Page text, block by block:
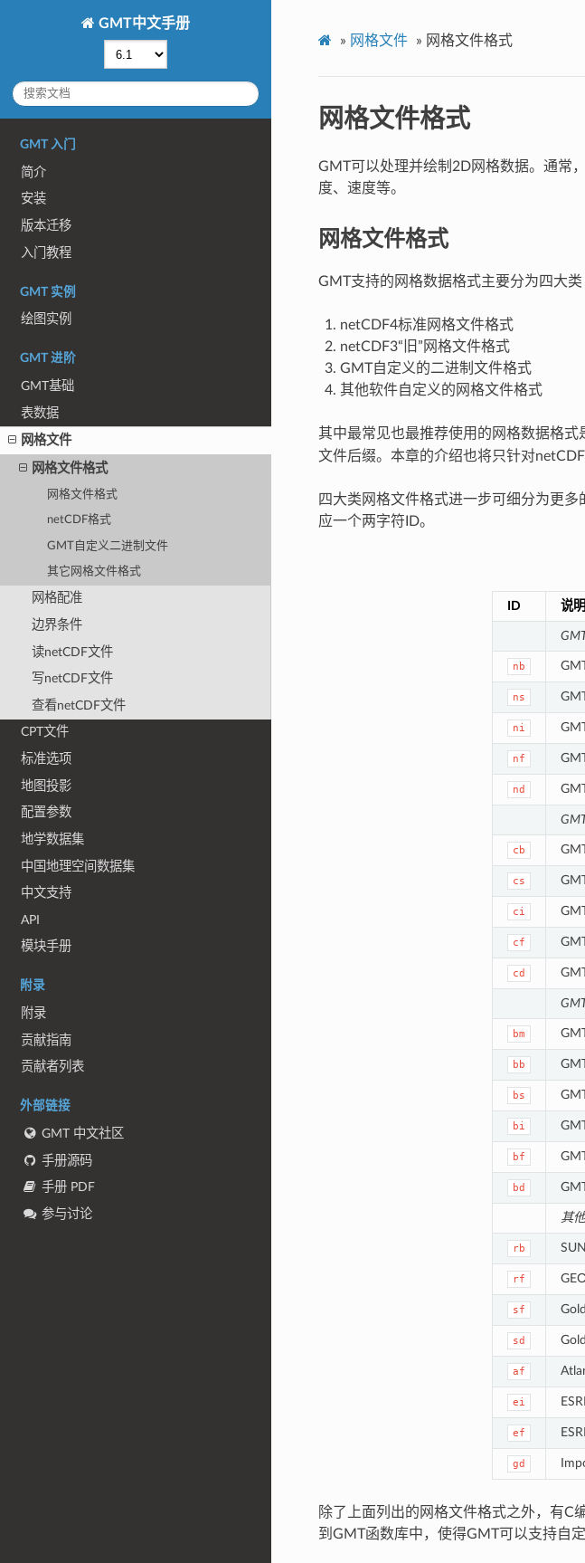
GMT中文手册
GMT 入门
简介
安装
版本迁移
入门教程
GMT 实例
绘图实例
GMT 进阶
GMT基础
表数据
网格文件
网格文件格式
网格文件格式
netCDF格式
GMT自定义二进制文件
其它网格文件格式
网格配准
边界条件
读netCDF文件
写netCDF文件
查看netCDF文件
CPT文件
标准选项
地图投影
配置参数
地学数据集
中国地理空间数据集
中文支持
API
模块手册
附录
附录
贡献指南
贡献者列表
外部链接
GMT 中文社区
手册源码
手册 PDF
参与讨论
» 网格文件 » 网格文件格式
网格文件格式
GMT可以处理并绘制2D网格数据。通常
度、速度等。
网格文件格式
GMT支持的网格数据格式主要分为四大类
netCDF4标准网格文件格式
netCDF3“旧”网格文件格式
GMT自定义的二进制文件格式
其他软件自定义的网格文件格式
其中最常见也最推荐使用的网格数据格
文件后缀。本章的介绍也将只针对netCDF
四大类网格文件格式进一步可细分为更
应一个两字符ID。
ID 说明
nb
ns
ni
nf
nd
cb
cs
ci
cf
cd
bm
bb
bs
bi
bf
bd
其
rb
rf
sf
sd
af
ei
ef
gd
除了上面列出的网格文件格式之外，有C
到GMT函数库中，使得GMT可以支持自